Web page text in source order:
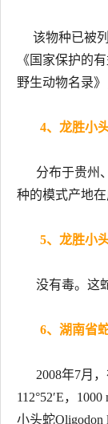
该物种已被列
《国家保护的
野生动物名录
4、龙胜小头
分布于贵州、
种的模式产地
5、龙胜小头
没有毒。这蛇
6、湖南省蛇
2008年7月，
112°52′E，
小头蛇Oligodon